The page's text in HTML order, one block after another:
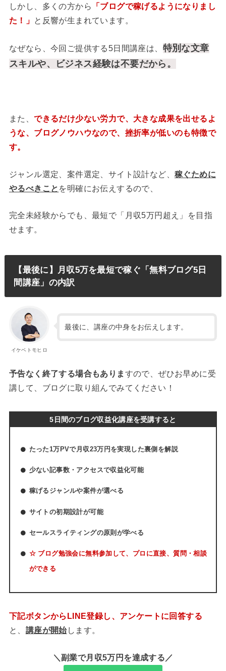
しかし、多くの方から
「ブログで稼げるようになりまし
た！」 と反響が生まれています。
なぜなら、今回ご提供する5日間講座は、 特別な文章
スキルや、ビジネス経験は不要だから。
また、できるだけ少ない労力で、大きな成果を出せるよ
うな、ブログノウハウなので、挫折率が低いのも特徴で
す。
ジャンル選定、案件選定、サイト設計など、 稼ぐために
やるべきこと を明確にお伝えするので、
完全未経験からでも、最短で「月収5万円超え」を目指
せます。
【最後に】月収5万を最短で稼ぐ「無料ブログ5日
間講座」の内訳
イケベトモヒロ
最後に、講座の中身をお伝えします。
予告なく終了する場合もありま すので、ぜひお早めに受
講して、ブログに取り組んでみてください！
5日間のブログ収益化講座を受講すると
たった1万PVで月収23万円を実現した裏側を解説
少ない記事数・アクセスで収益化可能
稼げるジャンルや案件が選べる
サイトの初期設計が可能
セールスライティングの原則が学べる
☆ ブログ勉強会に無料参加して、プロに直接、質問・相談
ができる
下記ボタンからLINE登録し、アンケートに回答する
と、 講座が開始します。
＼副業で月収5万円を達成する／